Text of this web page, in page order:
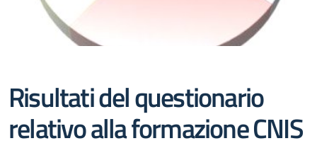
Risultati del questionario
relativo alla formazione CNIS